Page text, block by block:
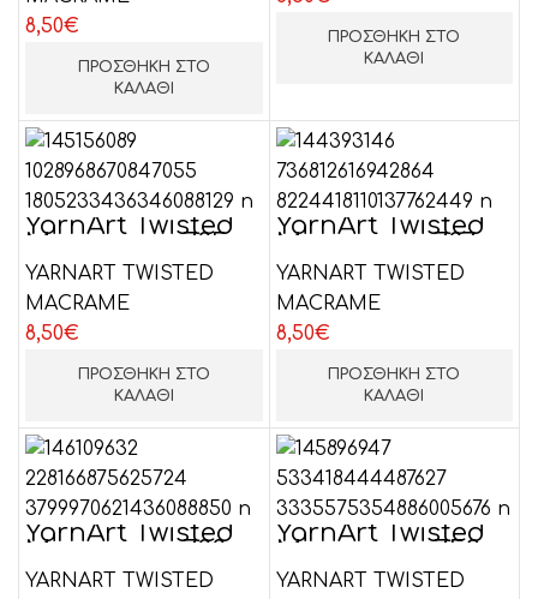
8,50€
ΠΡΟΣΘΉΚΗ ΣΤΟ
ΚΑΛΆΘΙ
ΠΡΟΣΘΉΚΗ ΣΤΟ
ΚΑΛΆΘΙ
YarnArt Twisted
Macrame n.785
YARNART TWISTED
MACRAME
8,50€
ΠΡΟΣΘΉΚΗ ΣΤΟ
ΚΑΛΆΘΙ
YarnArt Twisted
Macrame n.787
YARNART TWISTED
MACRAME
8,50€
ΠΡΟΣΘΉΚΗ ΣΤΟ
ΚΑΛΆΘΙ
YarnArt Twisted
Macrame n.788
YARNART TWISTED
YarnArt Twisted
Macrame n.752
YARNART TWISTED